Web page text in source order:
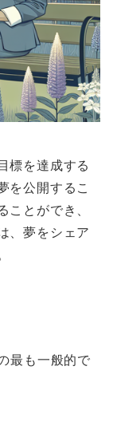
標を達成する
を公開するこ
とができ、
、夢をシェア
最も一般的で